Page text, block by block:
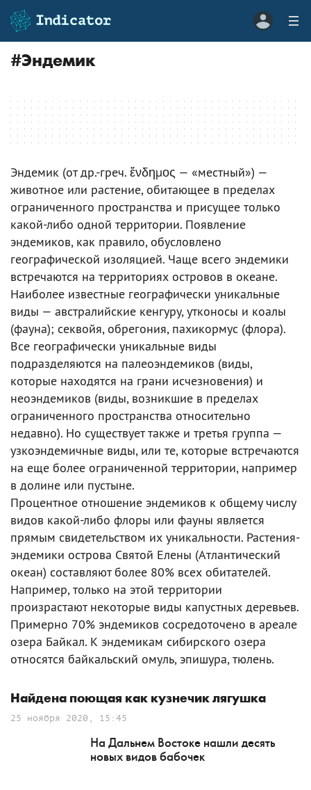
#Эндемик
Эндемик (от др.-греч. ἔνδημος — «местный») —
животное или растение, обитающее в пределах
ограниченного пространства и присущее только
какой-либо одной территории. Появление
эндемиков, как правило, обусловлено
географической изоляцией. Чаще всего эндемики
встречаются на территориях островов в океане.
Наиболее известные географически уникальные
виды — австралийские кенгуру, утконосы и коалы
(фауна); секвойя, обрегония, пахикормус (флора).
Все географически уникальные виды
подразделяются на палеоэндемиков (виды,
которые находятся на грани исчезновения) и
неоэндемиков (виды, возникшие в пределах
ограниченного пространства относительно
недавно). Но существует также и третья группа —
узкоэндемичные виды, или те, которые встречаются
на еще более ограниченной территории, например
в долине или пустыне.
Процентное отношение эндемиков к общему числу
видов какой-либо флоры или фауны является
прямым свидетельством их уникальности. Растения-
эндемики острова Святой Елены (Атлантический
океан) составляют более 80% всех обитателей.
Например, только на этой территории
произрастают некоторые виды капустных деревьев.
Примерно 70% эндемиков сосредоточено в ареале
озера Байкал. К эндемикам сибирского озера
относятся байкальский омуль, эпишура, тюлень.
Найдена поющая как кузнечик лягушка
25 ноября 2020, 15:45
На Дальнем Востоке нашли десять
новых видов бабочек